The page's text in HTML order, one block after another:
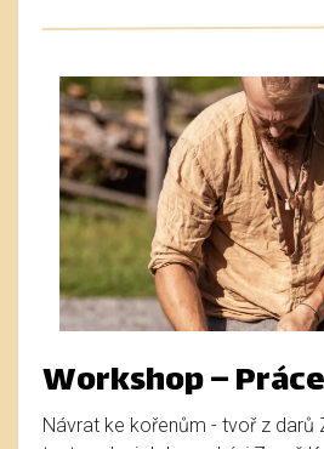
Workshop –
Návrat ke kořenům - tvoř z darů